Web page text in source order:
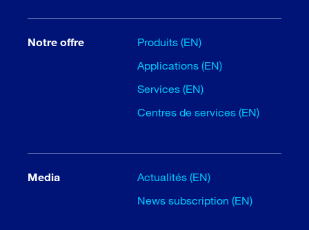
Notre offre
Produits (EN)
Applications (EN)
Services (EN)
Centres de services (EN)
Media
Actualités (EN)
News subscription (EN)